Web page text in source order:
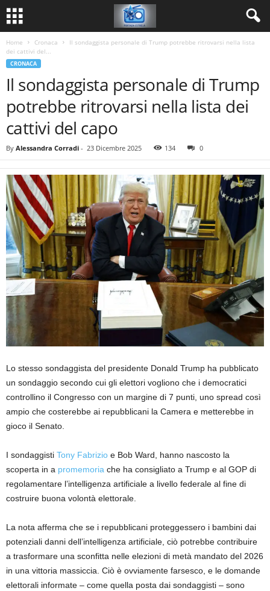
Home Cronaca
Il sondaggista personale di Trump potrebbe ritrovarsi nella lista
dei cattivi del...
CRONACA
Il sondaggista personale di Trump
potrebbe ritrovarsi nella lista dei
cattivi del capo
By Alessandra Corradi - 23 Dicembre 2025 134 0
Lo stesso sondaggista del presidente Donald Trump ha pubblicato
un sondaggio secondo cui gli elettori vogliono che i democratici
controllino il Congresso con un margine di 7 punti, uno spread così
ampio che costerebbe ai repubblicani la Camera e metterebbe in
gioco il Senato.
I sondaggisti Tony Fabrizio e Bob Ward, hanno nascosto la
scoperta in a promemoria che ha consigliato a Trump e al GOP di
regolamentare l’intelligenza artificiale a livello federale al fine di
costruire buona volontà elettorale.
La nota afferma che se i repubblicani proteggessero i bambini dai
potenziali danni dell’intelligenza artificiale, ciò potrebbe contribuire
a trasformare una sconfitta nelle elezioni di metà mandato del 2026
in una vittoria massiccia. Ciò è ovviamente farsesco, e le domande
elettorali informate – come quella posta dai sondaggisti – sono